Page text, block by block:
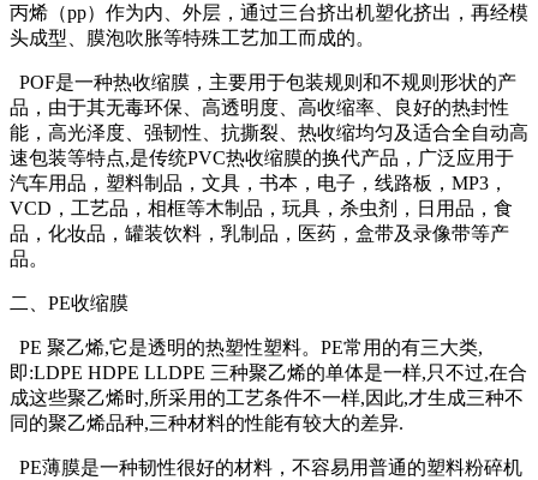
丙烯（pp）作为内、外层，通过三台挤出机塑化挤出，再经模
头成型、膜泡吹胀等特殊工艺加工而成的。
POF是一种热收缩膜，主要用于包装规则和不规则形状的产
品，由于其无毒环保、高透明度、高收缩率、良好的热封性
能，高光泽度、强韧性、抗撕裂、热收缩均匀及适合全自动高
速包装等特点,是传统PVC热收缩膜的换代产品，广泛应用于
汽车用品，塑料制品，文具，书本，电子，线路板，MP3，
VCD，工艺品，相框等木制品，玩具，杀虫剂，日用品，食
品，化妆品，罐装饮料，乳制品，医药，盒带及录像带等产
品。
二、PE收缩膜
PE 聚乙烯,它是透明的热塑性塑料。PE常用的有三大类,
即:LDPE HDPE LLDPE 三种聚乙烯的单体是一样,只不过,在合
成这些聚乙烯时,所采用的工艺条件不一样,因此,才生成三种不
同的聚乙烯品种,三种材料的性能有较大的差异.
PE薄膜是一种韧性很好的材料，不容易用普通的塑料粉碎机